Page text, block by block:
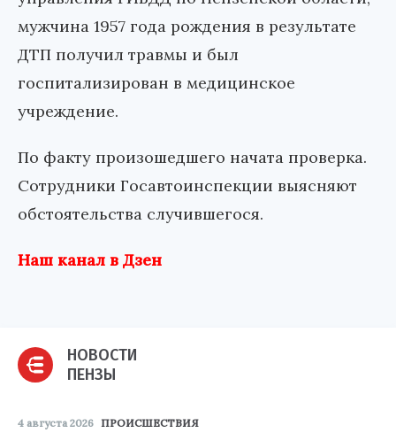
мужчина 1957 года рождения в результате
ДТП получил травмы и был
госпитализирован в медицинское
учреждение.
По факту произошедшего начата проверка.
Сотрудники Госавтоинспекции выясняют
обстоятельства случившегося.
Наш канал в Дзен
НОВОСТИ
ПЕНЗЫ
4 августа 2026 ПРОИСШЕСТВИЯ